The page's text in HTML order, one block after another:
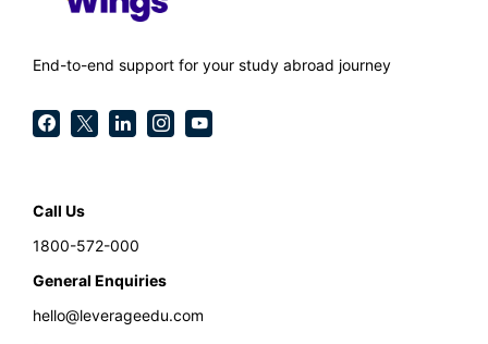
End-to-end support for your study abroad journey
Call Us
1800-572-000
General Enquiries
hello@leverageedu.com